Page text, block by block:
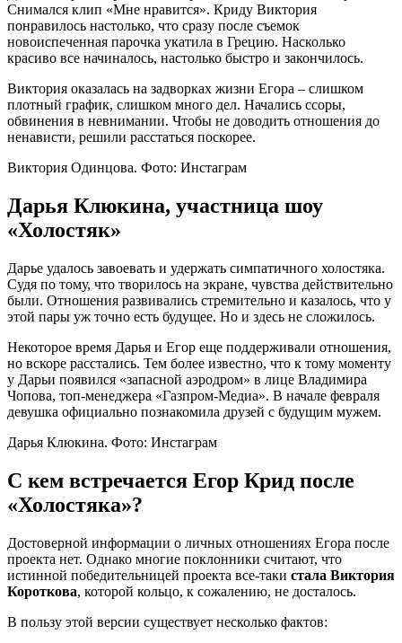
Снимался клип «Мне нравится». Криду Виктория
понравилось настолько, что сразу после съемок
новоиспеченная парочка укатила в Грецию. Насколько
красиво все начиналось, настолько быстро и закончилось.
Виктория оказалась на задворках жизни Егора – слишком
плотный график, слишком много дел. Начались ссоры,
обвинения в невнимании. Чтобы не доводить отношения до
ненависти, решили расстаться поскорее.
Виктория Одинцова. Фото: Инстаграм
Дарья Клюкина, участница шоу
«Холостяк»
Дарье удалось завоевать и удержать симпатичного холостяка.
Судя по тому, что творилось на экране, чувства действительно
были. Отношения развивались стремительно и казалось, что у
этой пары уж точно есть будущее. Но и здесь не сложилось.
Некоторое время Дарья и Егор еще поддерживали отношения,
но вскоре расстались. Тем более известно, что к тому моменту
у Дарьи появился «запасной аэродром» в лице Владимира
Чопова, топ-менеджера «Газпром-Медиа». В начале февраля
девушка официально познакомила друзей с будущим мужем.
Дарья Клюкина. Фото: Инстаграм
С кем встречается Егор Крид после
«Холостяка»?
Достоверной информации о личных отношениях Егора после
проекта нет. Однако многие поклонники считают, что
истинной победительницей проекта все-таки стала Виктория
Короткова, которой кольцо, к сожалению, не досталось.
В пользу этой версии существует несколько фактов: